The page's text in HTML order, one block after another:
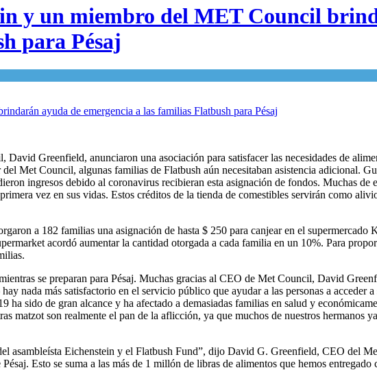
y un miembro del MET Council
para Pésaj
Greenfield, anunciaron una asociación para satisfacer las necesidades de
Met Council, algunas familias de Flatbush aún necesitaban asistencia adicional.
ingresos debido al coronavirus recibieran esta asignación de fondos. Muchas de
vez en sus vidas. Estos créditos de la tienda de comestibles servirán como
a 182 familias una asignación de hasta $ 250 para canjear en el supermercado
acordó aumentar la cantidad otorgada a cada familia en un 10%. Para
se preparan para Pésaj. Muchas gracias al CEO de Met Council, David
nada más satisfactorio en el servicio público que ayudar a las personas a acceder
sido de gran alcance y ha afectado a demasiadas familias en salud y
matzot son realmente el pan de la aflicción, ya que muchos de nuestros hermanos
asambleísta Eichenstein y el Flatbush Fund”, dijo David G. Greenfield, CEO del
Esto se suma a las más de 1 millón de libras de alimentos que hemos